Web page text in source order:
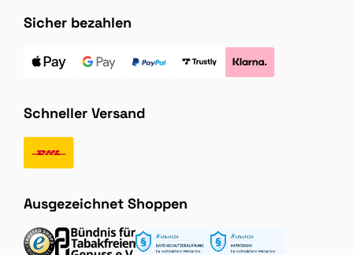
Sicher bezahlen
Schneller Versand
Ausgezeichnet Shoppen